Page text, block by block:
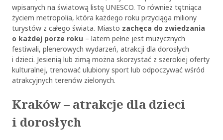
wpisanych na światową listę UNESCO. To również tętniąca
życiem metropolia, która każdego roku przyciąga miliony
turystów z całego świata. Miasto zachęca do zwiedzania
o każdej porze roku – latem pełne jest muzycznych
festiwali, plenerowych wydarzeń, atrakcji dla dorosłych
i dzieci. Jesienią lub zimą można skorzystać z szerokiej oferty
kulturalnej, trenować ulubiony sport lub odpoczywać wśród
atrakcyjnych terenów zielonych.
Kraków – atrakcje dla dzieci
i dorosłych